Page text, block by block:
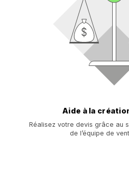
Aide à la
Réalisez votre devis grâce au
de l’équipe de